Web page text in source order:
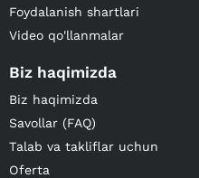
Foydalanish shartlari
Video qo'llanmalar
Biz haqimizda
Biz haqimizda
Savollar (FAQ)
Talab va takliflar uchun
Oferta